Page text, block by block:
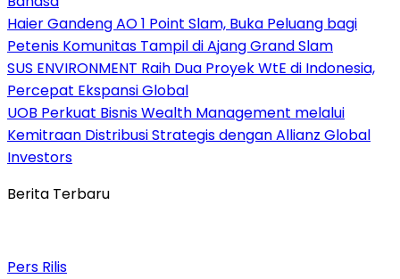
Haier Gandeng AO 1 Point Slam, Buka Peluang bagi
Petenis Komunitas Tampil di Ajang Grand Slam
SUS ENVIRONMENT Raih Dua Proyek WtE di Indonesia,
Percepat Ekspansi Global
UOB Perkuat Bisnis Wealth Management melalui
Kemitraan Distribusi Strategis dengan Allianz Global
Investors
Berita Terbaru
Pers Rilis